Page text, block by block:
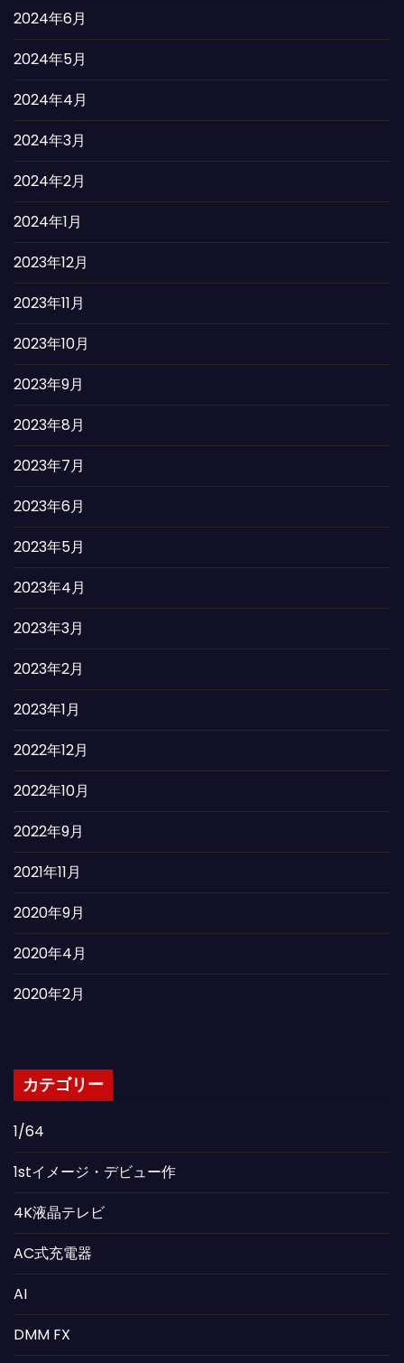
2024年6月
2024年5月
2024年4月
2024年3月
2024年2月
2024年1月
2023年12月
2023年11月
2023年10月
2023年9月
2023年8月
2023年7月
2023年6月
2023年5月
2023年4月
2023年3月
2023年2月
2023年1月
2022年12月
2022年10月
2022年9月
2021年11月
2020年9月
2020年4月
2020年2月
カテゴリー
1/64
1stイメージ・デビュー作
4K液晶テレビ
AC式充電器
AI
DMM FX